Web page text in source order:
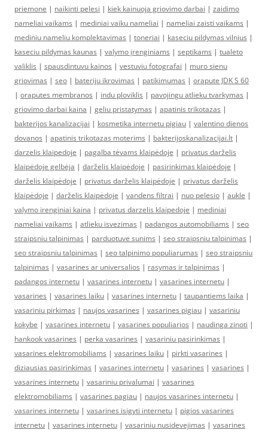
priemone | naikinti pelesi | kiek kainuoja griovimo darbai | zaidimo
nameliai vaikams | mediniai vaiku nameliai | nameliai zaisti vaikams |
mediniu nameliu komplektavimas | toneriai | kaseciu pildymas vilnius |
kaseciu pildymas kaunas | valymo įrenginiams | septikams | tualeto
valiklis | spausdintuvu kainos | vestuviu fotografai | muro sienu
griovimas | seo | bateriju ikrovimas | patikimumas | orapute JDK S 60
| oraputes membranos | indu ploviklis | pavojingu atlieku tvarkymas |
griovimo darbai kaina | geliu pristatymas | apatinis trikotazas |
bakterijos kanalizacijai | kosmetika internetu pigiau | valentino dienos
dovanos | apatinis trikotazas moterims | bakterijoskanalizacijai.lt |
darzelis klaipedoje | pagalba tėvams klaipėdoje | privatus darželis
klaipėdoje gelbėja | darželis klaipėdoje | pasirinkimas klaipėdoje |
darželis klaipėdoje | privatus darželis klaipėdoje | privatus darželis
klaipėdoje | darželis klaipėdoje | vandens filtrai | nuo pelesio | aukle |
valymo irenginiai kaina | privatus darzelis klaipedoje | mediniai
nameliai vaikams | atlieku isvezimas | padangos automobiliams | seo
straipsniu talpinimas | parduotuve sunims | seo straipsniu talpinimas |
seo straipsniu talpinimas | seo talpinimo populiarumas | seo straipsniu
talpinimas | vasarines ar universalios | rasymas ir talpinimas |
padangos internetu | vasarines internetu | vasarines internetu |
vasarines | vasarines laiku | vasarines internetu | taupantiems laika |
vasariniu pirkimas | naujos vasarines | vasarines pigiau | vasariniu
kokybe | vasarines internetu | vasarines populiarios | naudinga zinoti |
hankook vasarines | perka vasarines | vasariniu pasirinkimas |
vasarines elektromobiliams | vasarines laiku | pirkti vasarines |
diziausias pasirinkimas | vasarines internetu | vasarines | vasarines |
vasarines internetu | vasariniu privalumai | vasarines
elektromobiliams | vasarines pagiau | naujos vasarines internetu |
vasarines internetu | vasarines isigyti internetu | pigios vasarines
internetu | vasarines internetu | vasariniu nusidevejimas | vasarines